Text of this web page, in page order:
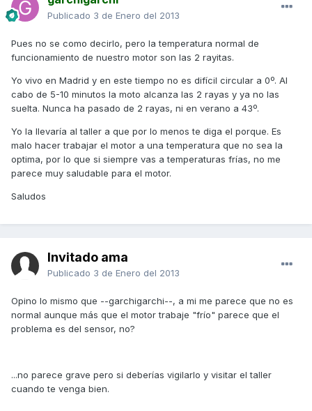
Publicado 3 de Enero del 2013
Pues no se como decirlo, pero la temperatura normal de
funcionamiento de nuestro motor son las 2 rayitas.
Yo vivo en Madrid y en este tiempo no es difícil circular a 0º. Al
cabo de 5-10 minutos la moto alcanza las 2 rayas y ya no las
suelta. Nunca ha pasado de 2 rayas, ni en verano a 43º.
Yo la llevaría al taller a que por lo menos te diga el porque. Es
malo hacer trabajar el motor a una temperatura que no sea la
optima, por lo que si siempre vas a temperaturas frías, no me
parece muy saludable para el motor.
Saludos
Invitado ama
Publicado 3 de Enero del 2013
Opino lo mismo que --garchigarchi--, a mi me parece que no es
normal aunque más que el motor trabaje "frío" parece que el
problema es del sensor, no?
...no parece grave pero si deberías vigilarlo y visitar el taller
cuando te venga bien.